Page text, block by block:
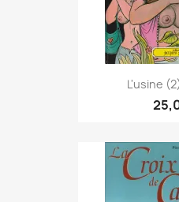
L'usine